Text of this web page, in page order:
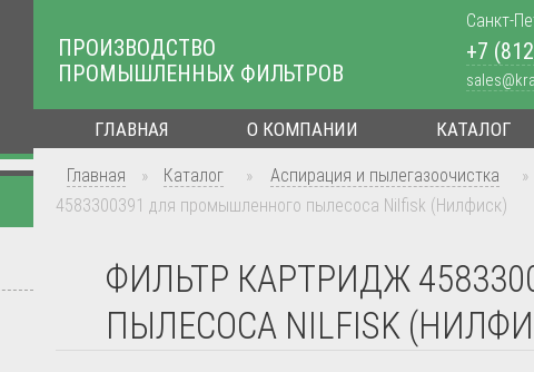
ПРОИЗВОДСТВО
ПРОМЫШЛЕННЫХ ФИЛЬТРОВ
Санкт-
+7
ГЛАВНАЯ О КОМПАНИИ КАТАЛОГ
Главная » Каталог » Аспирация и пылегазоочистка »
4583300391 для промышленного пылесоса Nilfisk (Нилфиск)
ФИЛЬТР КАРТРИДЖ
ПЫЛЕСОСА NILFISK